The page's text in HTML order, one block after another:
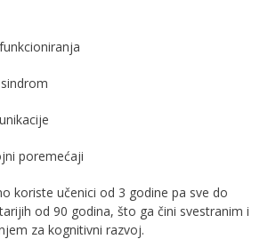
poremećaji
koriste učenici od 3 godine pa sve do
od 90 godina, što ga čini svestranim i
za kognitivni razvoj.